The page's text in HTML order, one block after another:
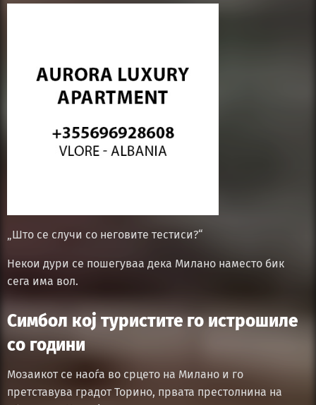
„Што се случи со неговите тестиси?“
Некои дури се пошегуваа дека Милано наместо бик
сега има вол.
Симбол кој туристите го истрошиле
со години
Мозаикот се наоѓа во срцето на Милано и го
претставува градот Торино, првата престолнина на